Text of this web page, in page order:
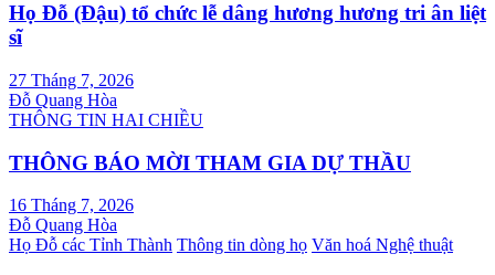
Họ Đỗ (Đậu) tổ chức lễ dâng hương hương tri ân liệt
sĩ
27 Tháng 7, 2026
Đỗ Quang Hòa
THÔNG TIN HAI CHIỀU
THÔNG BÁO MỜI THAM GIA DỰ THẦU
16 Tháng 7, 2026
Đỗ Quang Hòa
Họ Đỗ các Tỉnh Thành Thông tin dòng họ Văn hoá Nghệ thuật